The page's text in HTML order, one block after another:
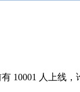
10001 人上线